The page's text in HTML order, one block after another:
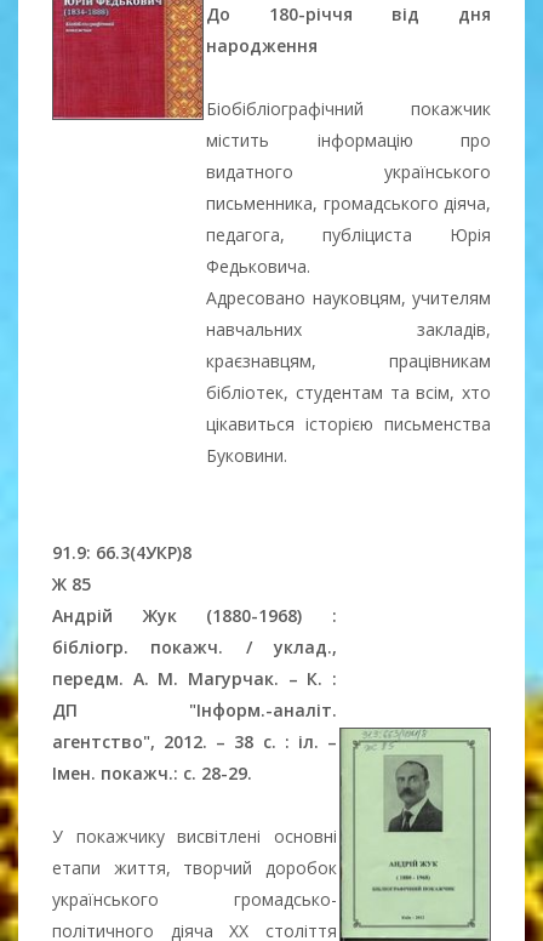
До 180-річчя від дня
народження
Біобібліографічний покажчик
містить інформацію про
видатного українського
письменника, громадського діяча,
педагога, публіциста Юрія
Федьковича.
Адресовано науковцям, учителям
навчальних закладів,
краєзнавцям, працівникам
бібліотек, студентам та всім, хто
цікавиться історією письменства
Буковини.
91.9: 66.3(4УКР)8
Ж 85
Андрій Жук (1880-1968) :
бібліогр. покажч. / уклад.,
передм. А. М. Магурчак. – К. :
ДП "Інформ.-аналіт.
агентство", 2012. – 38 с. : іл. –
Імен. покажч.: с. 28-29.
У покажчику висвітлені основні
етапи життя, творчий доробок
українського громадсько-
політичного діяча ХХ століття